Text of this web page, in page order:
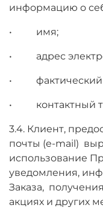
информацию о
• имя;
• адрес
• фактический
• контактный
3.4. Клиент,
почты (e-mail)
использование
уведомления,
Заказа,
акциях и других